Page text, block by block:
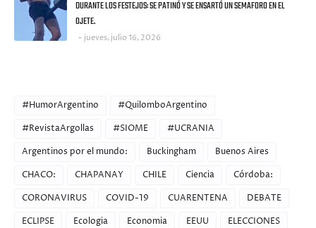
DURANTE LOS FESTEJOS: SE PATINÓ Y SE ENSARTÓ UN SEMAFORO EN EL
OJETE.
jueves, julio 16, 2026
#HumorArgentino
#QuilomboArgentino
#RevistaArgollas
#SIOME
#UCRANIA
Argentinos por el mundo:
Buckingham
Buenos Aires
CHACO:
CHAPANAY CHILE Ciencia
Córdoba:
CORONAVIRUS
COVID-19 CUARENTENA
DEBATE
ECLIPSE
Ecologia Economia EEUU
ELECCIONES